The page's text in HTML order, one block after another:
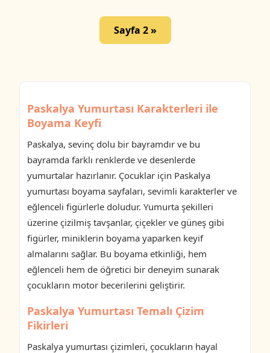
Sayfa 2 »
Paskalya Yumurtası Karakterleri ile
Boyama Keyfi
Paskalya, sevinç dolu bir bayramdır ve bu
bayramda farklı renklerde ve desenlerde
yumurtalar hazırlanır. Çocuklar için Paskalya
yumurtası boyama sayfaları, sevimli karakterler ve
eğlenceli figürlerle doludur. Yumurta şekilleri
üzerine çizilmiş tavşanlar, çiçekler ve güneş gibi
figürler, miniklerin boyama yaparken keyif
almalarını sağlar. Bu boyama etkinliği, hem
eğlenceli hem de öğretici bir deneyim sunarak
çocukların motor becerilerini geliştirir.
Paskalya Yumurtası Temalı Çizim
Fikirleri
Paskalya yumurtası çizimleri, çocukların hayal